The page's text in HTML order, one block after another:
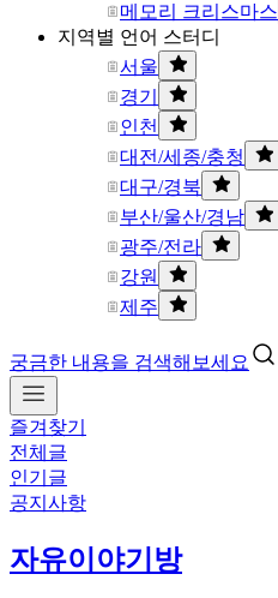
메모리 크리스마스
지역별 언어 스터디
서울
경기
인천
대전/세종/충청
대구/경북
부산/울산/경남
광주/전라
강원
제주
궁금한 내용을 검색해보세요
즐겨찾기
전체글
인기글
공지사항
자유이야기방